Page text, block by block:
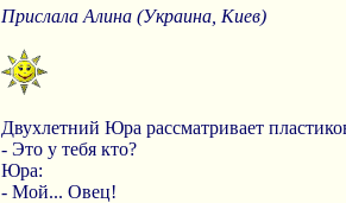
Прислала Алина (Украина, Киев)
Двухлетний Юра рассматривает
- Это у тебя кто?
Юра:
- Мой... Овец!